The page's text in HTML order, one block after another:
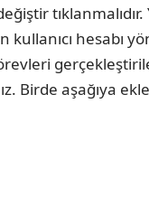
tıklanmalıdır.
hesabı
Birde aşağıya